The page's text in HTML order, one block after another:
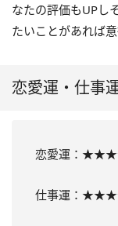
なたの評価もUPし
たいことがあれば
恋愛運・仕事
恋愛運：
仕事運：